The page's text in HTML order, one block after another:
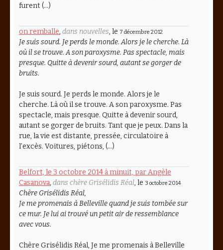
furent (…)
on remballe, dans nouvelles, le 7 décembre 2012
Je suis sourd. Je perds le monde. Alors je le cherche. Là
où il se trouve. A son paroxysme. Pas spectacle, mais
presque. Quitte à devenir sourd, autant se gorger de
bruits.
Je suis sourd. Je perds le monde. Alors je le
cherche. Là où il se trouve. A son paroxysme. Pas
spectacle, mais presque. Quitte à devenir sourd,
autant se gorger de bruits. Tant que je peux. Dans la
rue, la vie est distante, pressée, circulatoire à
l’excès. Voitures, piétons, (…)
Belfort, le 3 octobre 2014 à minuit, par Angèle
Casanova, dans chère Grisélidis Réal, le 3 octobre 2014
Chère Grisélidis Réal,
Je me promenais à Belleville quand je suis tombée sur
ce mur. Je lui ai trouvé un petit air de ressemblance
avec vous.
Chère Grisélidis Réal, Je me promenais à Belleville